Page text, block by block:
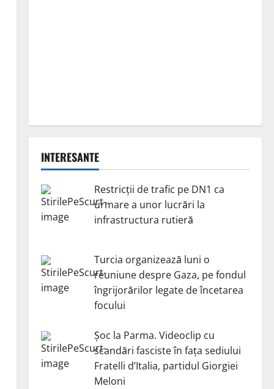
INTERESANTE
Restricții de trafic pe DN1 ca
urmare a unor lucrări la
infrastructura rutieră
Turcia organizează luni o
reuniune despre Gaza, pe fondul
îngrijorărilor legate de încetarea
focului
Șoc la Parma. Videoclip cu
scandări fasciste în fața sediului
Fratelli d’Italia, partidul Giorgiei
Meloni